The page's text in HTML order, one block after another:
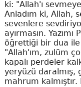
ki: "Allah'ı
Anladım ki, Allah,
sevenlere
ayırmasın.
öğrettiği bir dua
"Allah'ım, zulüm
kapalı perdeler
yeryüzü daralmış,
mahrum kalmıştır.